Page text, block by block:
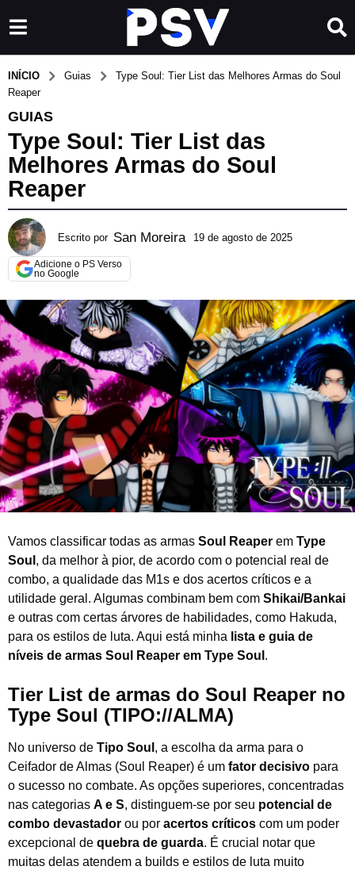
INÍCIO Guias
Type Soul: Tier List das Melhores Armas do Soul
Reaper
GUIAS
Type Soul: Tier List das
Melhores Armas do Soul
Reaper
Escrito por San Moreira 19 de agosto de 2025
j
u
l
h
o
d
e
2
0
2
6
Adicione o PS Verso
no Google
Vamos classificar todas as armas Soul Reaper em Type
Soul , da melhor à pior, de acordo com o potencial real de
combo, a qualidade das M1s e dos acertos críticos e a
utilidade geral. Algumas combinam bem com Shikai/Bankai
e outras com certas árvores de habilidades, como Hakuda,
para os estilos de luta. Aqui está minha lista e guia de
níveis de armas Soul Reaper em Type Soul .
Tier List de armas do Soul Reaper no
Type Soul (TIPO://ALMA)
No universo de Tipo Soul , a escolha da arma para o
Ceifador de Almas (Soul Reaper) é um fator decisivo para
o sucesso no combate. As opções superiores, concentradas
nas categorias A e S, distinguem-se por seu potencial de
combo devastador ou por acertos críticos com um poder
excepcional de quebra de guarda. É crucial notar que
muitas delas atendem a builds e estilos de luta muito